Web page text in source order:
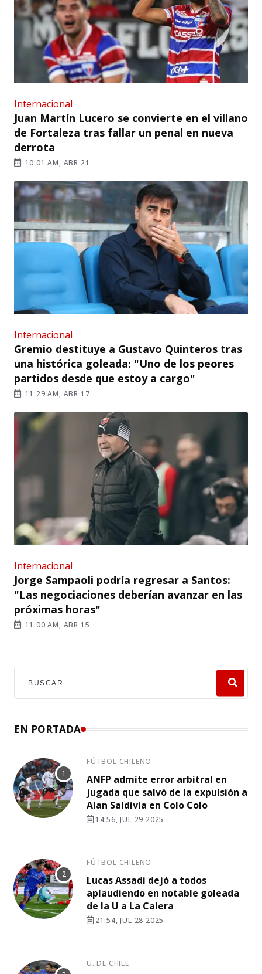
Internacional
Juan Martín Lucero se convierte en el villano
de Fortaleza tras fallar un penal en nueva
derrota
10:01 AM, ABR 21
Internacional
Gremio destituye a Gustavo Quinteros tras
una histórica goleada: "Uno de los peores
partidos desde que estoy a cargo"
11:29 AM, ABR 17
Internacional
Jorge Sampaoli podría regresar a Santos:
"Las negociaciones deberían avanzar en las
próximas horas"
11:00 AM, ABR 15
EN PORTADA
FÚTBOL CHILENO
ANFP admite error arbitral en
jugada que salvó de la expulsión a
Alan Saldivia en Colo Colo
14:56, JUL 29 2025
FÚTBOL CHILENO
Lucas Assadi dejó a todos
aplaudiendo en notable goleada
de la U a La Calera
21:54, JUL 28 2025
U. DE CHILE